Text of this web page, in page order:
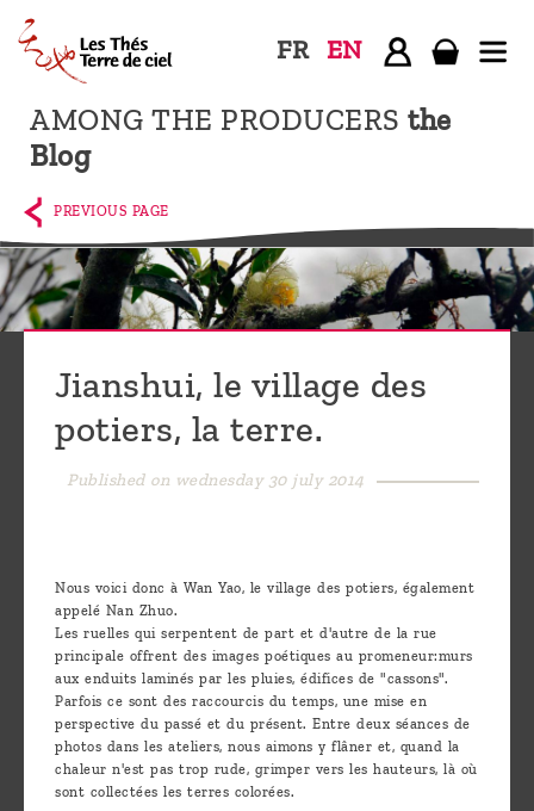
AMONG THE PRODUCERS the
Blog
FR EN
Home
The
shop
Terre
de
Ciel
producers,
Discover
Pu'Erh
How
PREVIOUS PAGE
Jianshui, le village des
potiers, la terre.
Published on wednesday 30 july 2014
Nous voici donc à Wan Yao, le village des potiers, également
appelé Nan Zhuo.
Les ruelles qui serpentent de part et d'autre de la rue
principale offrent des images poétiques au promeneur:murs
aux enduits laminés par les pluies, édifices de "cassons".
Parfois ce sont des raccourcis du temps, une mise en
perspective du passé et du présent. Entre deux séances de
photos dans les ateliers, nous aimons y flâner et, quand la
chaleur n'est pas trop rude, grimper vers les hauteurs, là où
sont collectées les terres colorées.